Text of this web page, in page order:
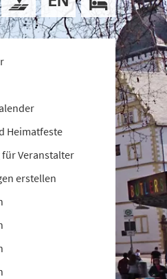
Heimatfeste
Veranstalter
erstellen